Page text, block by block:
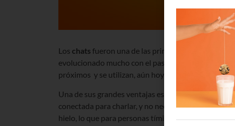
Los chats fueron una de las primeras formas que
evolucionado mucho con el paso de los años.
próximos y se utilizan, aún hoy en día, para charlar.
Una de sus grandes ventajas es su disponibilidad.
conectada para charlar, y no necesitamos dar toda
hielo, lo que para personas tímidas puede suponer